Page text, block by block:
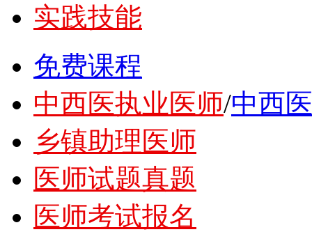
实践技能
免费课程
中西医执业医师/中西
乡镇助理医师
医师试题真题
医师考试报名